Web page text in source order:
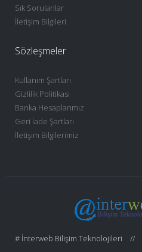
Sık Sorulanlar
İletişim Bilgileri
Sözleşmeler
Kullanım Şartları
Gizlilik Politikası
Banka Hesaplarımız
Geri İade Şartları
İletişim Bilgilerimiz
# İnterweb Bilişim Teknolojileri //